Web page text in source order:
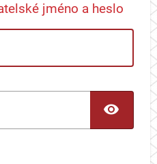
jméno a heslo